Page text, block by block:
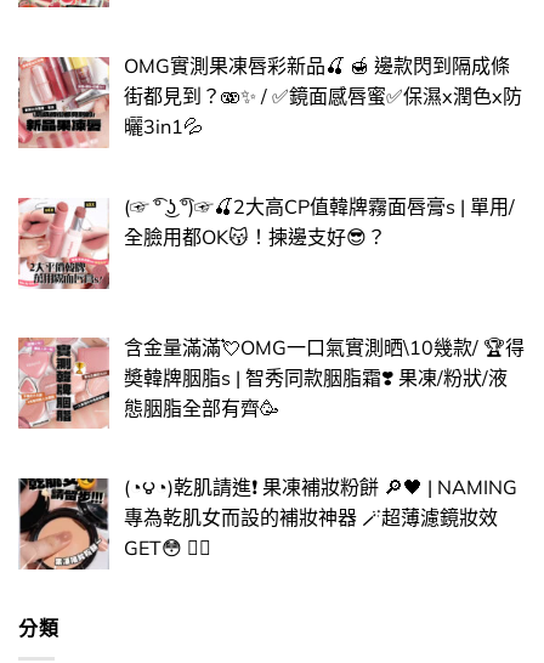
OMG實測果凍唇彩新品🍒 🍯 邊款閃到隔成條
街都見到？🫨✨ / ✅​鏡面感唇蜜✅​保濕x潤色x防
曬3in1💦
(☞ ͡° ͜ʖ ͡°)☞🍒​2大高CP值韓牌霧面唇膏s | 單用/
全臉用都OK😽​！揀邊支好😎​？
含金量滿滿💘OMG一口氣實測晒\10幾款/ 🏆得
奬韓牌胭脂s | 智秀同款胭脂霜❣️ 果凍/粉狀/液
態胭脂全部有齊🥳
(◔౪◔)乾肌請進❗ 果凍補妝粉餅 🔎🖤 | NAMING
專為乾肌女而設的補妝神器 🪄超薄濾鏡妝效
GET😳 ​✌🏻​
分類